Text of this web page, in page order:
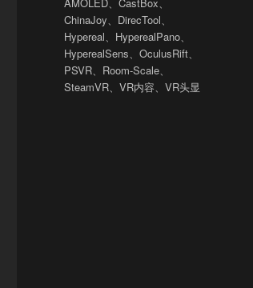
签
ChinaJoy、 DirecTool、
Hypereal、 HyperealPano、
HyperealSens、OculusRift、
PSVR、 Room-Scale、
SteamVR、VR内容、VR头显